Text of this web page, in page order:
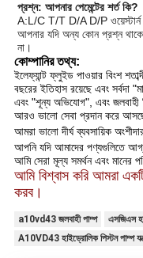
প্রশ্ন: আপনার পেমেন্টের শর্ত কি?
A:L/C T/T D/A D/P ওয়েস্টার্ন
আপনার যদি অন্য কোন প্রশ্ন
না।
কোম্পানির তথ্য:
ইলেফ্যান্ট ফ্লুইড পাওয়ার বিংশ
বছরের ইতিহাস রয়েছে এবং সর্বদা
এবং "শূন্য অভিযোগ", এবং জলবাহী
আরও ভালো সেবা প্রদান করে
আমরা ভালো দীর্ঘ ব্যবসায়িক
আপনি যদি আমাদের পণ্যগুলিতে
আমি সেরা মূল্য সমর্থন এবং মানের
আমি বিশ্বাস করি আমরা
করব।
a10vd43 জলবাহী পাম্প
এসজিএস
A10VD43 হাইড্রোলিক পিস্টন পাম্প